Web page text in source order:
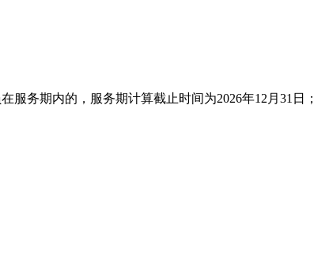
务期内的，服务期计算截止时间为2026年12月31日；